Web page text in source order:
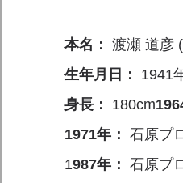
本名： 渡瀬 道彦
生年月日：
1941
身長：
180cm
1971年： 石原プ
1987年： 石原プ